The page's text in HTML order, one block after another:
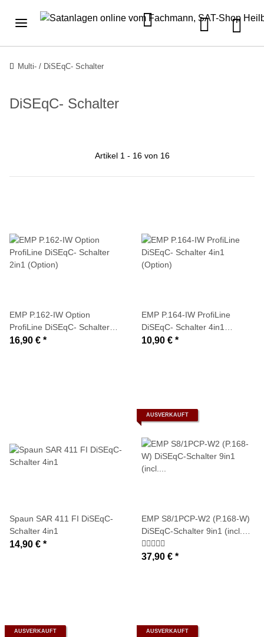
Multi- / DiSEqC- Schalter
DiSEqC- Schalter
Artikel 1 - 16 von 16
EMP P.162-IW Option
ProfiLine DiSEqC- Schalter
2in1 (Option)
16,90 € *
EMP P.164-IW ProfiLine
DiSEqC- Schalter 4in1
(Option)
10,90 € *
Spaun SAR 411 FI DiSEqC-
Schalter 4in1
14,90 € *
AUSVERKAUFT
EMP S8/1PCP-W2 (P.168-W)
DiSEqC-Schalter 9in1 (incl.
terrestrichem Eingang /
Wetterschutzgehäuse)
37,90 € *
AUSVERKAUFT AUSVERKAUFT